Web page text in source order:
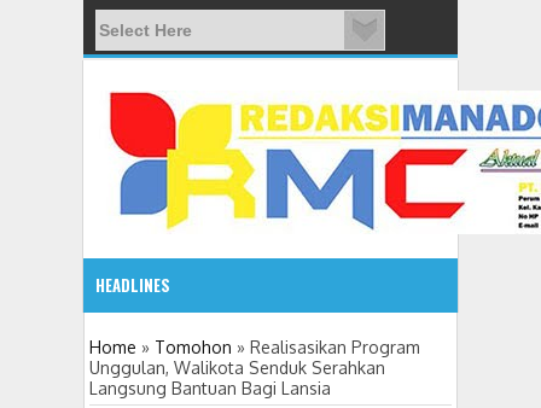
HEADLINES
2:10 PM
Gelar Seminar Budaya, Masyarakat Siap Tentukan Tahun
Home » Tomohon » Realisasikan Program
Unggulan, Walikota Senduk Serahkan
Langsung Bantuan Bagi Lansia